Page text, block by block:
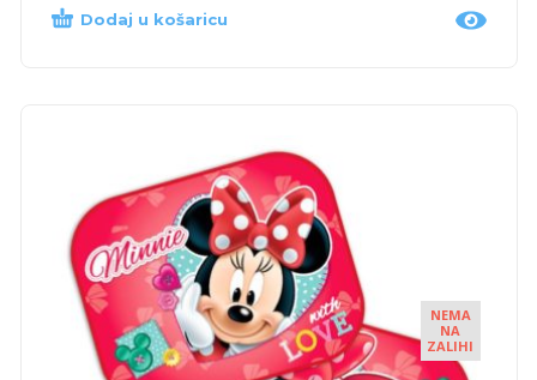
Dodaj u košaricu
NEMA
NA
ZALIHI